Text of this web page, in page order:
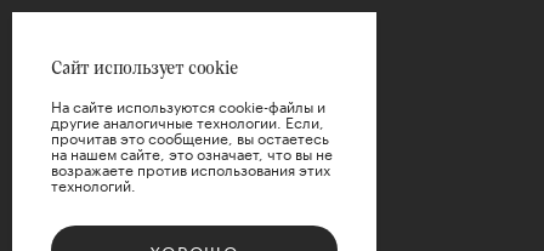
Сайт использует cookie
На сайте используются cookie-файлы и
другие аналогичные технологии. Если,
прочитав это сообщение, вы остаетесь
на нашем сайте, это означает, что вы не
возражаете против использования этих
технологий.